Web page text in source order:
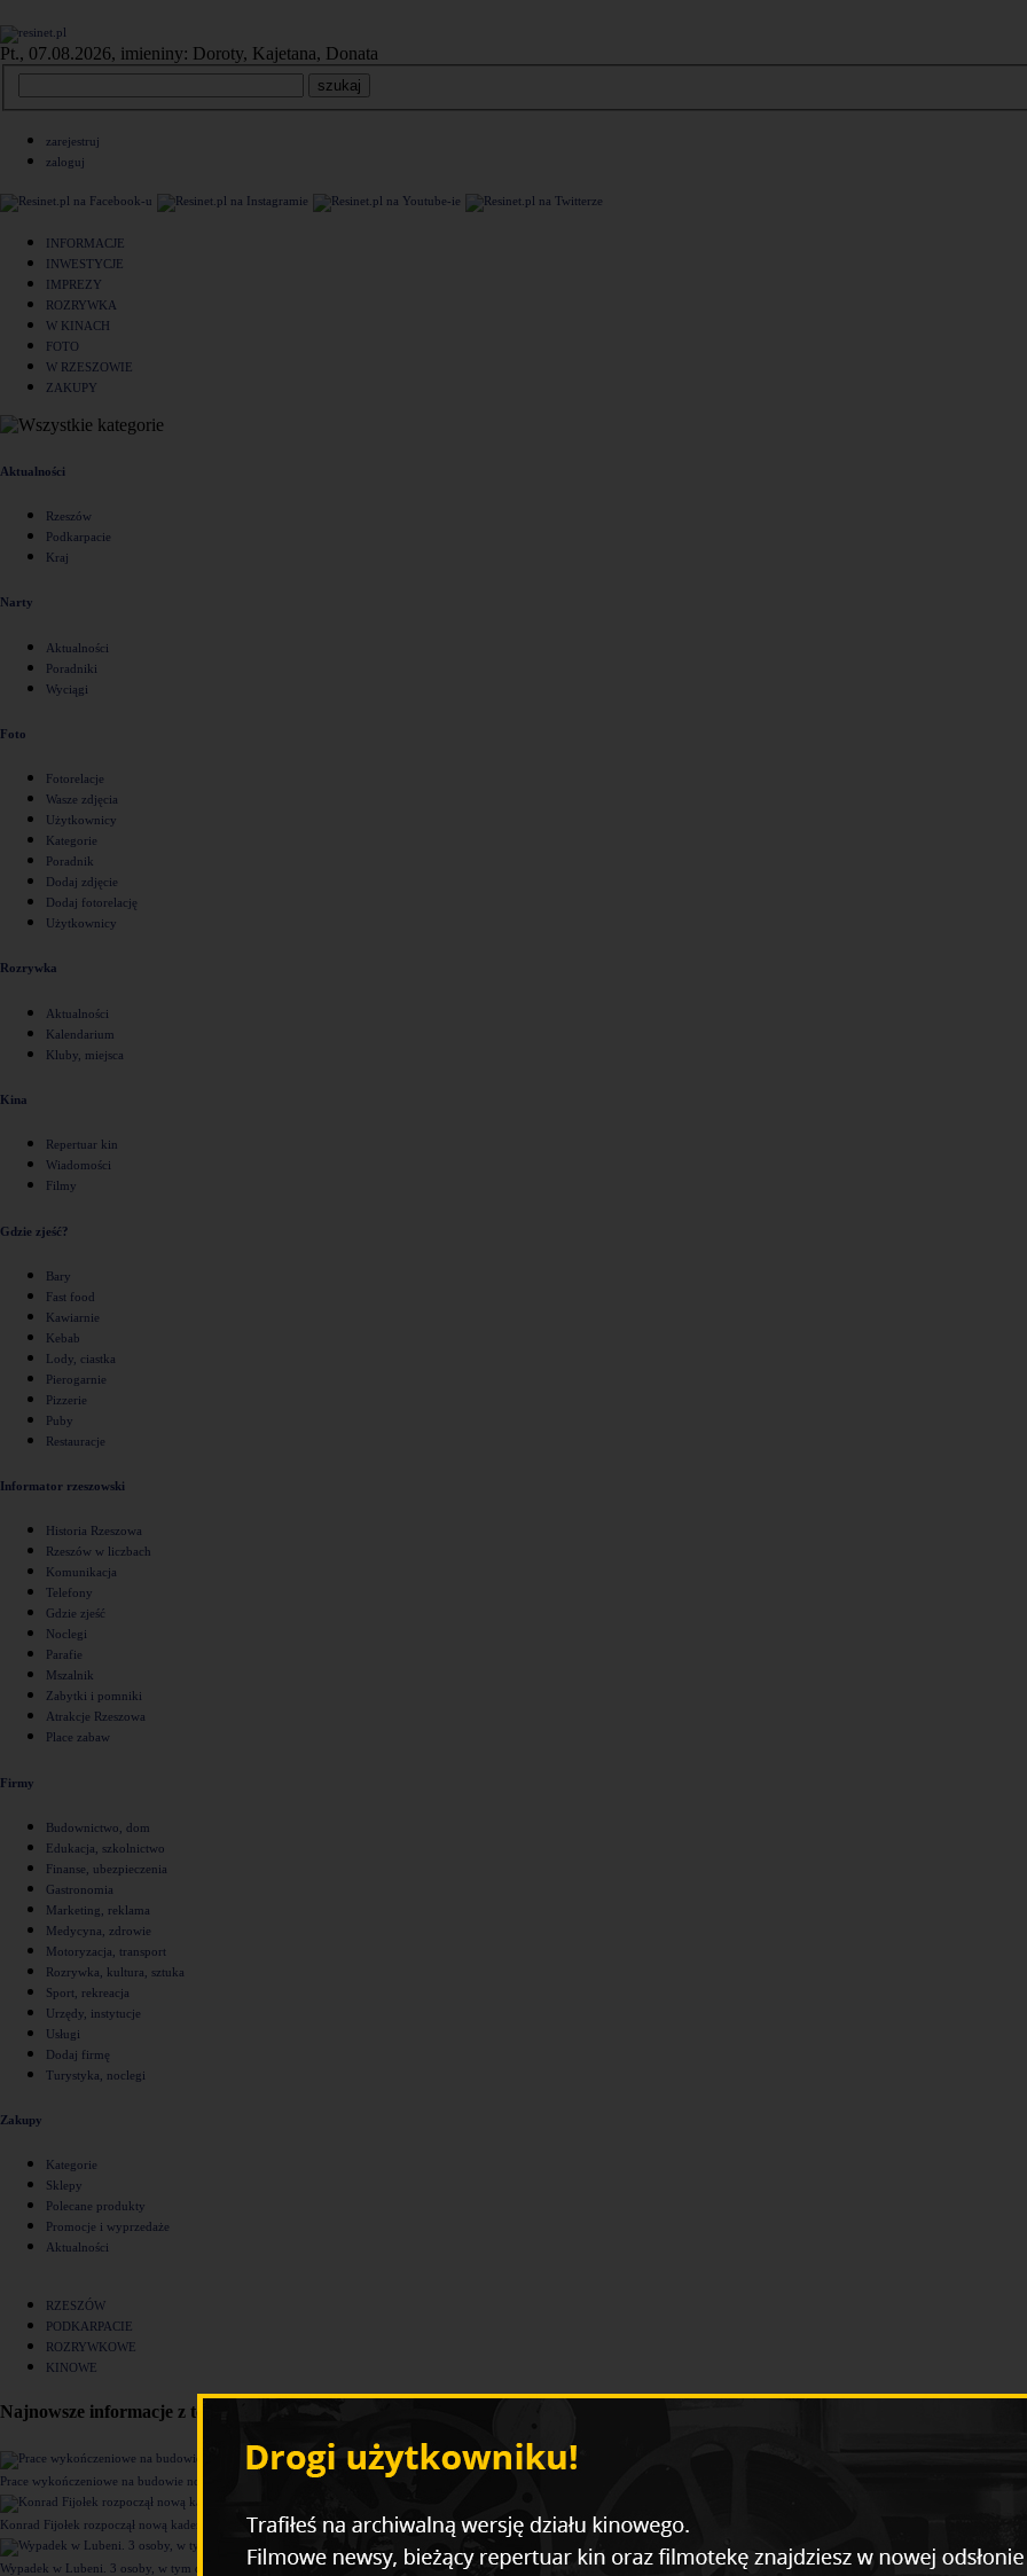
Pt., 07.08.2026, imieniny: Doroty, Kajetana, Donata
zarejestruj
zaloguj
INFORMACJE
INWESTYCJE
IMPREZY
ROZRYWKA
W KINACH
FOTO
W RZESZOWIE
ZAKUPY
Aktualności
Rzeszów
Podkarpacie
Kraj
Narty
Aktualności
Poradniki
Wyciągi
Foto
Fotorelacje
Wasze zdjęcia
Użytkownicy
Kategorie
Poradnik
Dodaj zdjęcie
Dodaj fotorelację
Użytkownicy
Rozrywka
Aktualności
Kalendarium
Kluby, miejsca
Kina
Repertuar kin
Wiadomości
Filmy
Gdzie zjeść?
Bary
Fast food
Kawiarnie
Kebab
Lody, ciastka
Pierogarnie
Pizzerie
Puby
Restauracje
Informator rzeszowski
Historia Rzeszowa
Rzeszów w liczbach
Komunikacja
Telefony
Gdzie zjeść
Noclegi
Parafie
Mszalnik
Zabytki i pomniki
Atrakcje Rzeszowa
Place zabaw
Firmy
Budownictwo, dom
Edukacja, szkolnictwo
Finanse, ubezpieczenia
Gastronomia
Marketing, reklama
Medycyna, zdrowie
Motoryzacja, transport
Rozrywka, kultura, sztuka
Sport, rekreacja
Urzędy, instytucje
Usługi
Dodaj firmę
Turystyka, noclegi
Zakupy
Kategorie
Sklepy
Polecane produkty
Promocje i wyprzedaże
Aktualności
RZESZÓW
PODKARPACIE
ROZRYWKOWE
KINOWE
Najnowsze informacje z tego działu
Prace wykończeniowe na budowie nowego komisariatu Policji w Rzeszowie [ZDJĘCIA]
Konrad Fijołek rozpoczął nową kadencję. "Chcę rozwijać 4 filary funkcjonowania miasta"
Wypadek w Lubeni. 3 osoby, w tym dziecko trafiły do szpitala